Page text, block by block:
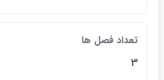
تعداد فصل ها
3